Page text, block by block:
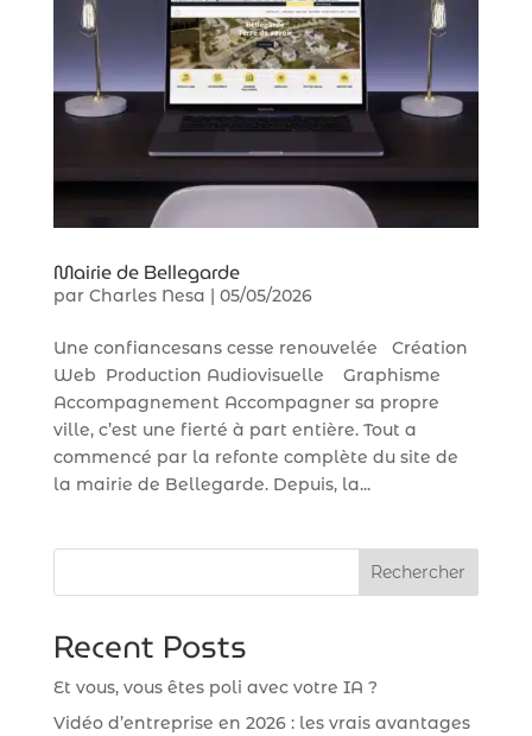
Mairie de Bellegarde
par Charles Nesa | 05/05/2026
Une confiancesans cesse renouvelée Création
Web Production Audiovisuelle Graphisme
Accompagnement Accompagner sa propre
ville, c’est une fierté à part entière. Tout a
commencé par la refonte complète du site de
la mairie de Bellegarde. Depuis, la...
Rechercher
Recent Posts
Et vous, vous êtes poli avec votre IA ?
Vidéo d’entreprise en 2026 : les vrais avantages